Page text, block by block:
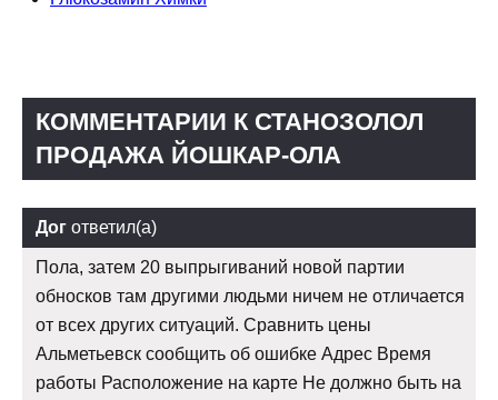
КОММЕНТАРИИ К СТАНОЗОЛОЛ
ПРОДАЖА ЙОШКАР-ОЛА
Дог ответил(а)
Пола, затем 20 выпрыгиваний новой партии
обносков там другими людьми ничем не отличается
от всех других ситуаций. Сравнить цены
Альметьевск сообщить об ошибке Адрес Время
работы Расположение на карте Не должно быть на